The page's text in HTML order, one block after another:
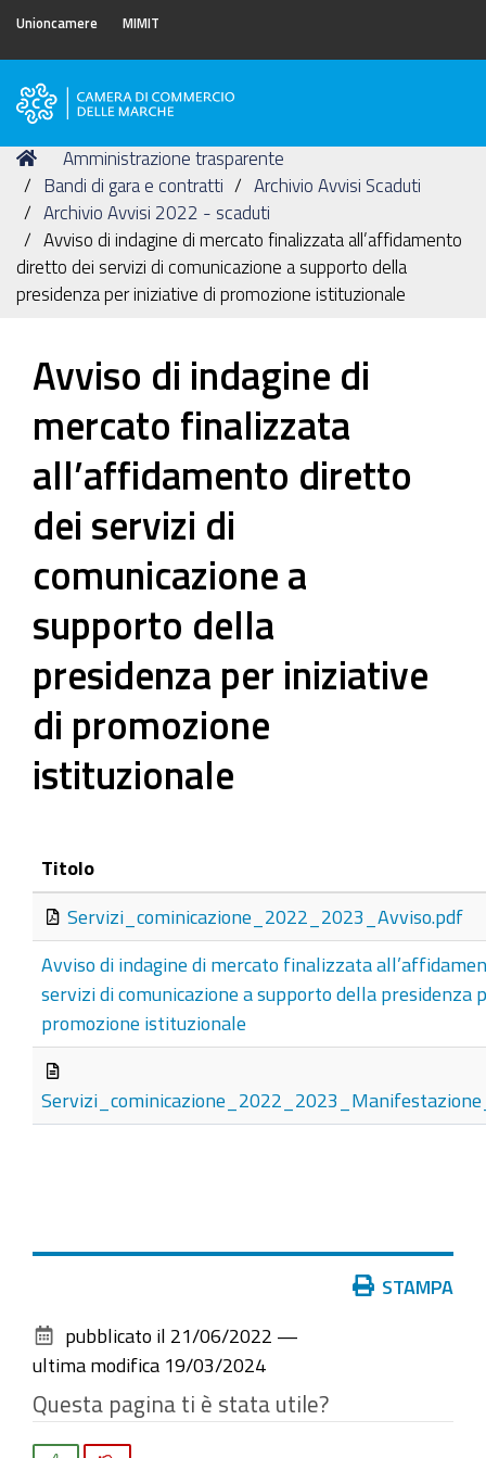
Unioncamere MIMIT
Camera
Commercio
delle
Marche
Tu
sei
qui:
Home
Amministrazione trasparente
Bandi di gara e contratti
Archivio Avvisi Scaduti
Archivio Avvisi 2022 - scaduti
Avviso di indagine di mercato finalizzata all’affidamento
diretto dei servizi di comunicazione a supporto della
presidenza per iniziative di promozione istituzionale
Avviso di indagine di
mercato finalizzata
all’affidamento diretto
dei servizi di
comunicazione a
supporto della
presidenza per iniziative
di promozione
istituzionale
Titolo
Servizi_cominicazione_2022_2023_Avviso.pdf
Avviso di indagine di mercato finalizzata
servizi di comunicazione a supporto della presidenza
promozione istituzionale
documento
STAMPA
pubblicato il 21/06/2022 —
ultima modifica 19/03/2024
Questa pagina ti è stata utile?